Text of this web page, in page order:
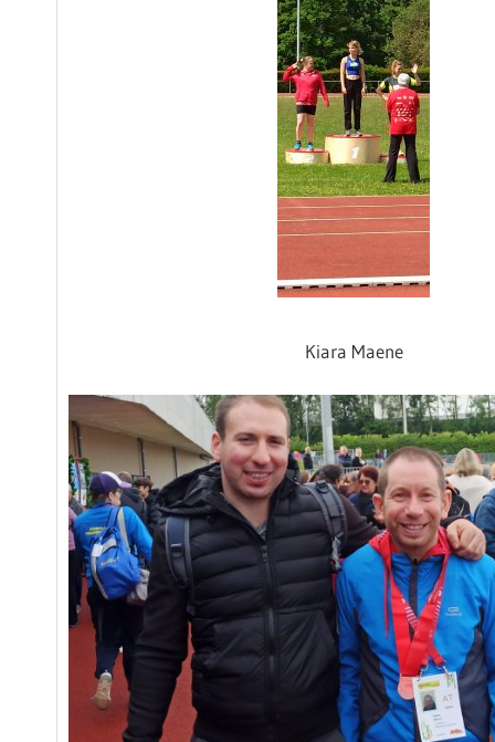
Kiara Maene